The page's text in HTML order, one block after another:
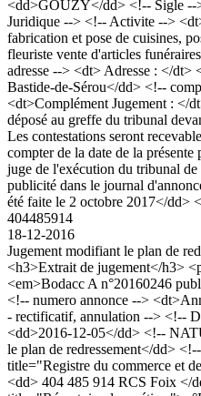
<dd>GOUZY</dd> <!-- Sigle --
Juridique --> <!-- Activite -->
fabrication et pose de cuisines,
fleuriste vente d'articles
adresse --> <dt> Adresse : </dt>
Bastide-de-Sérou</dd> <!--
<dt>Complément Jugement : </
déposé au greffe du tribunal
Les contestations seront
compter de la date de la
juge de l'exécution du tribunal
publicité dans le journal
été faite le 2 octobre 2017</
404485914
18-12-2016
Jugement modifiant le plan de
<h3>Extrait de jugement</h3>
<em>Bodacc A n°20160246
<!-- numero annonce -->
- rectificatif, annulation --> <!--
<dd>2016-12-05</dd> <!--
le plan de redressement</dd>
title="Registre du commerce et
<dd> 404 485 914 RCS Foix </